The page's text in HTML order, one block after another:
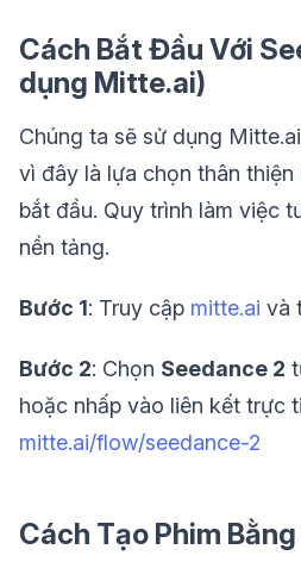
Cách Bắt Đầu Với
dụng Mitte.ai)
Chúng ta sẽ sử dụng
vì đây là lựa chọn thân
bắt đầu. Quy trình làm việc
nền tảng.
Bước 1: Truy cập mitte.ai và
Bước 2: Chọn Seedance 2
hoặc nhấp vào liên kết trực
mitte.ai/flow/seedance-2
Cách Tạo Phim